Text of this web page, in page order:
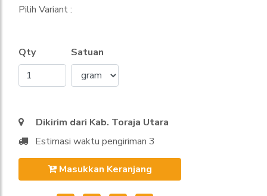
Pilih Variant :
Qty Satuan
Dikirim dari Kab. Toraja Utara
Estimasi waktu pengiriman 3
Masukkan Keranjang